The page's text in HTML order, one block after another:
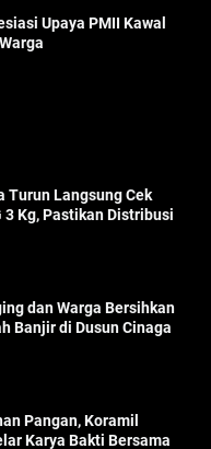
Upaya PMII Kawal
Turun Langsung Cek
3 Kg, Pastikan Distribusi
dan Warga Bersihkan
Banjir di Dusun Cinaga
Pangan, Koramil
Karya Bakti Bersama